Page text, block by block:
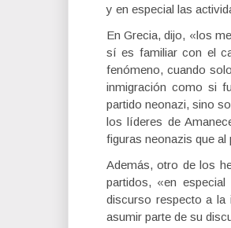
y en especial las
En Grecia, dijo, «los
sí es familiar con el
fenómeno, cuando
inmigración como si
partido neonazi, sino
los líderes de
figuras neonazis que
Además, otro de los
partidos, «en
discurso respecto a la
asumir parte de su